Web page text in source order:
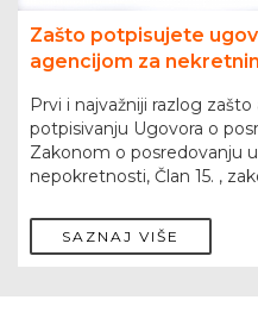
Zašto potpisujete
agencijom za
Prvi i najvažniji razlog
potpisivanju Ugovora o
Zakonom o posredovanju
nepokretnosti, Član 15. ,
SAZNAJ VIŠE